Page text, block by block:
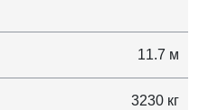
11.7 м
3230 кг